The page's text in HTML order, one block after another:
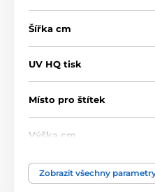
Šířka cm
UV HQ tisk
Místo pro štítek
Výška cm
Motiv
Zobrazit všechny